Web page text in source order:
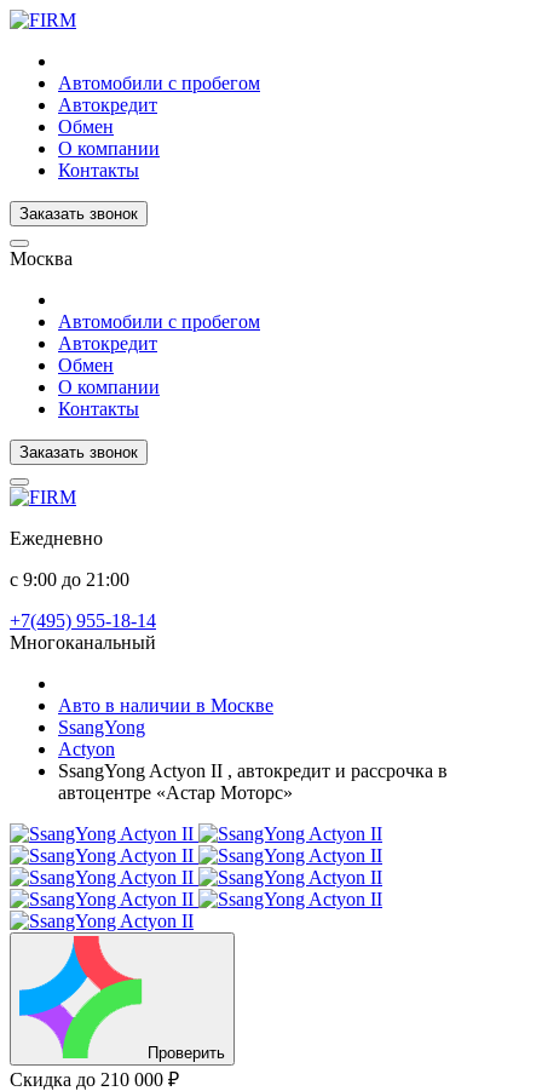
Автомобили с пробегом
Автокредит
Обмен
О компании
Контакты
Заказать звонок
Москва
Автомобили с пробегом
Автокредит
Обмен
О компании
Контакты
Заказать звонок
Ежедневно
с 9:00 до 21:00
+7(495) 955-18-14
Многоканальный
Авто в наличии в Москве
SsangYong
Actyon
SsangYong Actyon II , автокредит и рассрочка в
автоцентре «Астар Моторс»
Проверить
Скидка до 210 000 ₽